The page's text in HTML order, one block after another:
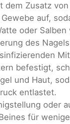
dem Zusatz
auf,
oder Salben
des
befestigt,
und Haut,
entlastet.
oder
für